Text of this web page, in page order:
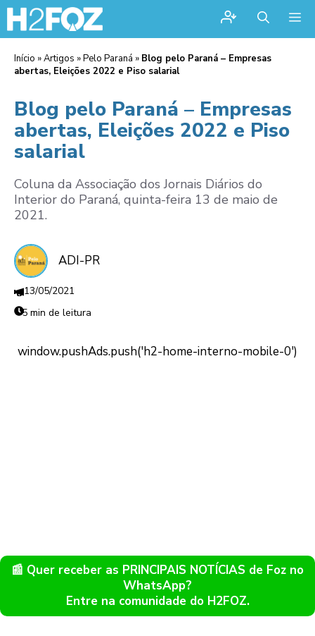
Início »Artigos »Pelo Paraná » Blog pelo Paraná – Empresas
abertas, Eleições 2022 e Piso salarial
Blog pelo Paraná – Empresas
abertas, Eleições 2022 e Piso
salarial
Coluna da Associação dos Jornais Diários do
Interior do Paraná, quinta-feira 13 de maio de
2021.
ADI-PR
13/05/2021
5 min de leitura
📰 Quer receber as PRINCIPAIS NOTÍCIAS de Foz no
WhatsApp?
Entre na comunidade do H2FOZ.